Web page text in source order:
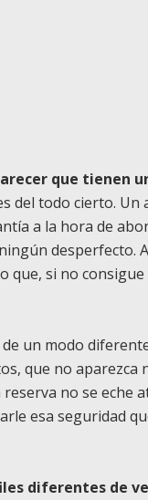
que tienen
del todo cierto.
a la hora de
desperfecto.
que, si no
un modo
que no aparezca
no se eche
esa seguridad
diferentes de